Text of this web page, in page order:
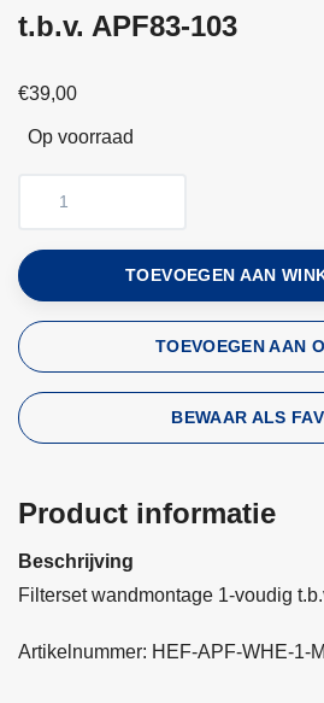
t.b.v. APF83-103
€39,00
Op voorraad
TOEVOEGEN AAN
TOEVOEGEN AAN
BEWAAR ALS
Product informatie
Beschrijving
Filterset wandmontage 1-voudig
Artikelnummer: HEF-APF-WHE-1-M